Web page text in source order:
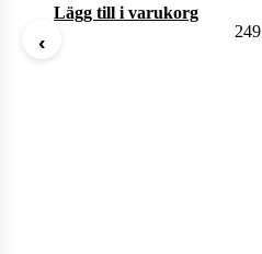
‹
Lägg till i varukorg
249